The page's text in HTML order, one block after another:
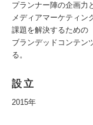
プランナー陣の企画力
メディアマーケティン
課題を解決するための
ブランデッドコンテン
る。
設立
2015年